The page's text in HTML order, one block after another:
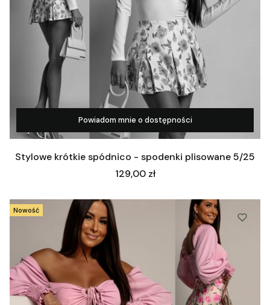
Zobacz produkt
Powiadom mnie o dostępności
Stylowe krótkie spódnico - spodenki plisowane 5/25
Cena
129,00 zł
Nowość